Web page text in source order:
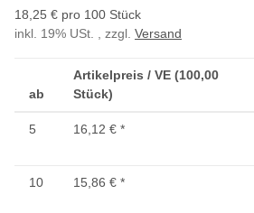
18,25 € pro 100 Stück
inkl. 19% USt. , zzgl. Versand
ab
Artikelpreis / VE (100,00
Stück)
5 16,12 € *
10 15,86 € *